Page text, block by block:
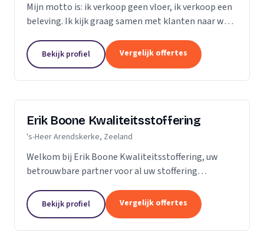
Mijn motto is: ik verkoop geen vloer, ik verkoop een
beleving. Ik kijk graag samen met klanten naar wat
luister. Niet de stalen of onze showroom,...
Bekijk profiel Vergelijk offertes
Erik Boone Kwaliteitsstoffering
's-Heer Arendskerke, Zeeland
Welkom bij Erik Boone Kwaliteitsstoffering, uw
betrouwbare partner voor al uw stoffering
gespecialiseerd in de stoffering van vloeren en alle
soorten...
Bekijk profiel Vergelijk offertes